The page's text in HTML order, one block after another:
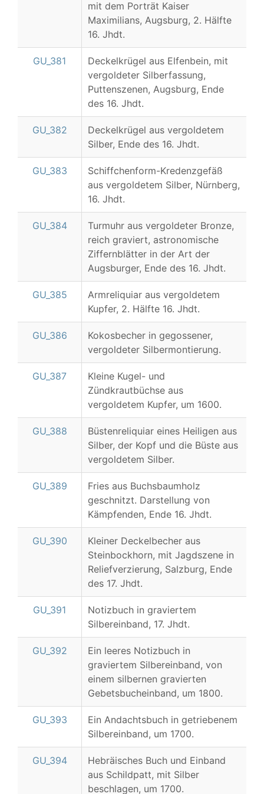
mit dem Porträt Kaiser
Maximilians, Augsburg, 2. Hälfte
16. Jhdt.
GU_381
Deckelkrügel aus Elfenbein, mit
vergoldeter Silberfassung,
Puttenszenen, Augsburg, Ende
des 16. Jhdt.
GU_382
Deckelkrügel aus vergoldetem
Silber, Ende des 16. Jhdt.
GU_383
Schiffchenform-Kredenzgefäß
aus vergoldetem Silber, Nürnberg,
16. Jhdt.
GU_384
Turmuhr aus vergoldeter Bronze,
reich graviert, astronomische
Ziffernblätter in der Art der
Augsburger, Ende des 16. Jhdt.
GU_385
Armreliquiar aus vergoldetem
Kupfer, 2. Hälfte 16. Jhdt.
GU_386
Kokosbecher in gegossener,
vergoldeter Silbermontierung.
GU_387
Kleine Kugel- und
Zündkrautbüchse aus
vergoldetem Kupfer, um 1600.
GU_388
Büstenreliquiar eines Heiligen aus
Silber, der Kopf und die Büste aus
vergoldetem Silber.
GU_389
Fries aus Buchsbaumholz
geschnitzt. Darstellung von
Kämpfenden, Ende 16. Jhdt.
GU_390
Kleiner Deckelbecher aus
Steinbockhorn, mit Jagdszene in
Reliefverzierung, Salzburg, Ende
des 17. Jhdt.
GU_391
Notizbuch in graviertem
Silbereinband, 17. Jhdt.
GU_392
Ein leeres Notizbuch in
graviertem Silbereinband, von
einem silbernen gravierten
Gebetsbucheinband, um 1800.
GU_393
Ein Andachtsbuch in getriebenem
Silbereinband, um 1700.
GU_394
Hebräisches Buch und Einband
aus Schildpatt, mit Silber
beschlagen, um 1700.